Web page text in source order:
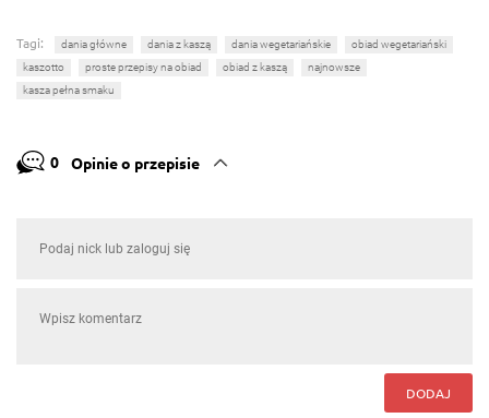
Tagi: dania główne dania z kaszą dania wegetariańskie
obiad wegetariański
kaszotto
proste przepisy na obiad obiad z kaszą
najnowsze
kasza pełna smaku
0 Opinie o przepisie
DODAJ